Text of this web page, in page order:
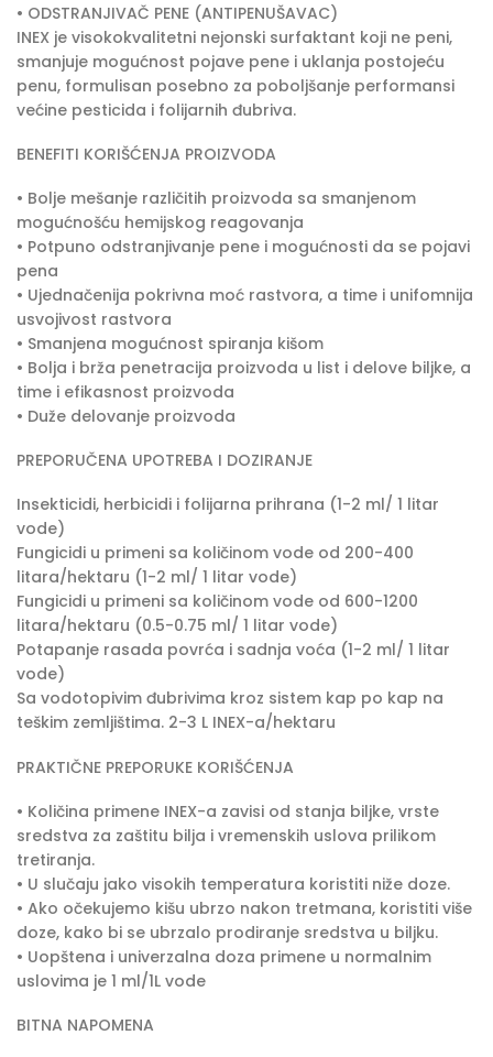
• ODSTRANJIVAČ PENE (ANTIPENUŠAVAC)
INEX je visokokvalitetni nejonski surfaktant koji ne peni,
smanjuje mogućnost pojave pene i uklanja postojeću
penu, formulisan posebno za poboljšanje performansi
većine pesticida i folijarnih đubriva.
BENEFITI KORIŠĆENJA PROIZVODA
• Bolje mešanje različitih proizvoda sa smanjenom
mogućnošću hemijskog reagovanja
• Potpuno odstranjivanje pene i mogućnosti da se pojavi
pena
• Ujednačenija pokrivna moć rastvora, a time i unifomnija
usvojivost rastvora
• Smanjena mogućnost spiranja kišom
• Bolja i brža penetracija proizvoda u list i delove biljke, a
time i efikasnost proizvoda
• Duže delovanje proizvoda
PREPORUČENA UPOTREBA I DOZIRANJE
Insekticidi, herbicidi i folijarna prihrana (1-2 ml/ 1 litar
vode)
Fungicidi u primeni sa količinom vode od 200-400
litara/hektaru (1-2 ml/ 1 litar vode)
Fungicidi u primeni sa količinom vode od 600-1200
litara/hektaru (0.5-0.75 ml/ 1 litar vode)
Potapanje rasada povrća i sadnja voća (1-2 ml/ 1 litar
vode)
Sa vodotopivim đubrivima kroz sistem kap po kap na
teškim zemljištima. 2-3 L INEX-a/hektaru
PRAKTIČNE PREPORUKE KORIŠĆENJA
• Količina primene INEX-a zavisi od stanja biljke, vrste
sredstva za zaštitu bilja i vremenskih uslova prilikom
tretiranja.
• U slučaju jako visokih temperatura koristiti niže doze.
• Ako očekujemo kišu ubrzo nakon tretmana, koristiti više
doze, kako bi se ubrzalo prodiranje sredstva u biljku.
• Uopštena i univerzalna doza primene u normalnim
uslovima je 1 ml/1L vode
BITNA NAPOMENA